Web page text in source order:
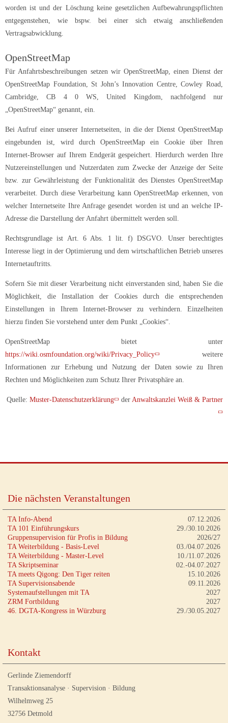
worden ist und der Löschung keine gesetzlichen Aufbewahrungspflichten
entgegenstehen, wie bspw. bei einer sich etwaig anschließenden
Vertragsabwicklung.
OpenStreetMap
Für Anfahrtsbeschreibungen setzen wir OpenStreetMap, einen Dienst der
OpenStreetMap Foundation, St John’s Innovation Centre, Cowley Road,
Cambridge, CB 4 0 WS, United Kingdom, nachfolgend nur
„OpenStreetMap“ genannt, ein.
Bei Aufruf einer unserer Internetseiten, in die der Dienst OpenStreetMap
eingebunden ist, wird durch OpenStreetMap ein Cookie über Ihren
Internet-Browser auf Ihrem Endgerät gespeichert. Hierdurch werden Ihre
Nutzereinstellungen und Nutzerdaten zum Zwecke der Anzeige der Seite
bzw. zur Gewährleistung der Funktionalität des Dienstes OpenStreetMap
verarbeitet. Durch diese Verarbeitung kann OpenStreetMap erkennen, von
welcher Internetseite Ihre Anfrage gesendet worden ist und an welche IP-
Adresse die Darstellung der Anfahrt übermittelt werden soll.
Rechtsgrundlage ist Art. 6 Abs. 1 lit. f) DSGVO. Unser berechtigtes
Interesse liegt in der Optimierung und dem wirtschaftlichen Betrieb unseres
Internetauftritts.
Sofern Sie mit dieser Verarbeitung nicht einverstanden sind, haben Sie die
Möglichkeit, die Installation der Cookies durch die entsprechenden
Einstellungen in Ihrem Internet-Browser zu verhindern. Einzelheiten
hierzu finden Sie vorstehend unter dem Punkt „Cookies“.
OpenStreetMap bietet unter
https://wiki.osmfoundation.org/wiki/Privacy_Policy
weitere
Informationen zur Erhebung und Nutzung der Daten sowie zu Ihren
Rechten und Möglichkeiten zum Schutz Ihrer Privatsphäre an.
Quelle: Muster-Datenschutzerklärung der Anwaltskanzlei Weiß & Partner
Die nächsten Veranstaltungen
TA Info-Abend
07.12.2026
TA 101 Einführungskurs
29./30.10.2026
Gruppensupervision für Profis in Bildung
2026/27
TA Weiterbildung - Basis-Level
03./04.07.2026
TA Weiterbildung - Master-Level
10./11.07.2026
TA Skriptseminar
02.-04.07.2027
TA meets Qigong: Den Tiger reiten
15.10.2026
TA Supervisionsabende
09.11.2026
Systemaufstellungen mit TA
2027
ZRM Fortbildung
2027
46. DGTA-Kongress in Würzburg
29./30.05.2027
Kontakt
Gerlinde Ziemendorff
Transaktionsanalyse · Supervision · Bildung
Wilhelmweg 25
32756 Detmold